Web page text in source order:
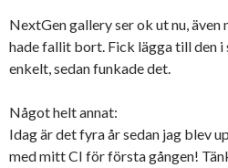
NextGen gallery ser ok ut nu,
hade fallit bort. Fick lägga till den
enkelt, sedan funkade det.
Något helt annat:
Idag är det fyra år sedan jag blev
med mitt CI för första gången!